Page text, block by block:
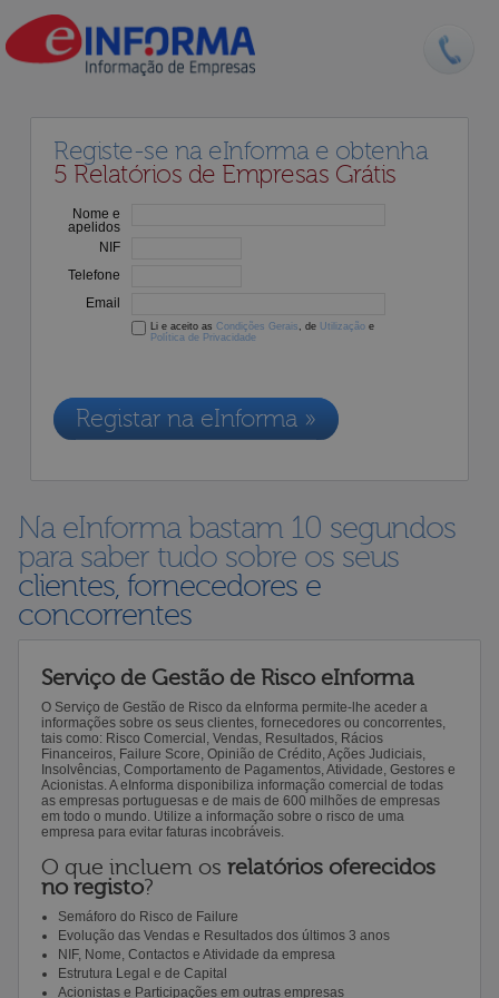
Registe-se na eInforma e obtenha
5 Relatórios de Empresas Grátis
Nome e
apelidos
NIF
Telefone
Email
Li e aceito as Condições Gerais , de Utilização e
Política de Privacidade
Registar na eInforma »
Na eInforma bastam 10 segundos
para saber tudo sobre os seus
clientes, fornecedores e
concorrentes
Serviço de Gestão de Risco eInforma
O Serviço de Gestão de Risco da eInforma permite-lhe aceder a
informações sobre os seus clientes, fornecedores ou concorrentes,
tais como: Risco Comercial, Vendas, Resultados, Rácios
Financeiros, Failure Score, Opinião de Crédito, Ações Judiciais,
Insolvências, Comportamento de Pagamentos, Atividade, Gestores e
Acionistas. A eInforma disponibiliza informação comercial de todas
as empresas portuguesas e de mais de 600 milhões de empresas
em todo o mundo. Utilize a informação sobre o risco de uma
empresa para evitar faturas incobráveis.
O que incluem os relatórios oferecidos
no registo?
Semáforo do Risco de Failure
Evolução das Vendas e Resultados dos últimos 3 anos
NIF, Nome, Contactos e Atividade da empresa
Estrutura Legal e de Capital
Acionistas e Participações em outras empresas